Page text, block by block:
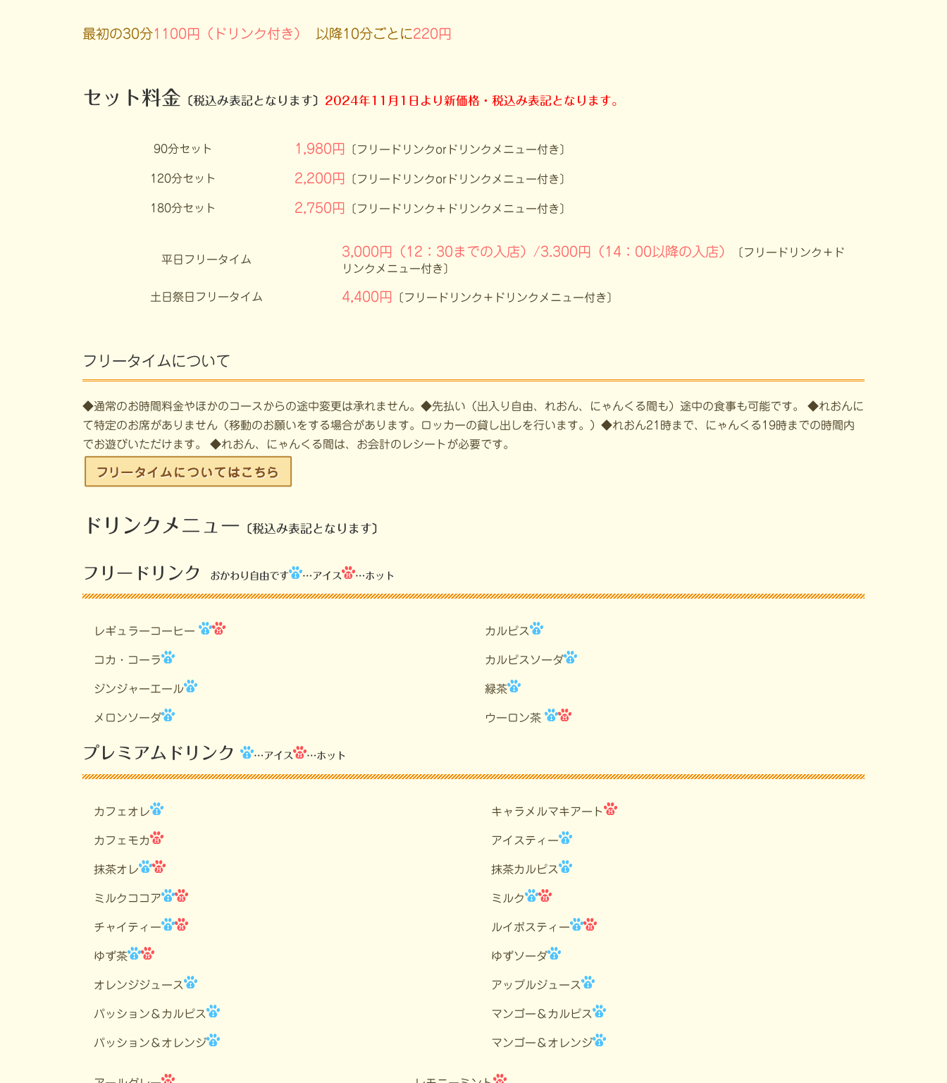
最初の30分1100円（ドリンク付き） 以降10分ごとに220円
セット料金 〔税込み表記となります〕 2024年11月1日より新価格・税込み表記となります。
90分セット 1,980円 〔フリードリンクorドリンクメニュー付き〕
120分セット 2,200円 〔フリードリンクorドリンクメニュー付き〕
180分セット 2,750円 〔フリードリンク＋ドリンクメニュー付き〕
平日フリータイム
3,000円（12：30までの入店）/3.300円（14：00以降の入店）
〔フリードリンク＋ド
リンクメニュー付き〕
土日祭日フリータイム 4,400円 〔フリードリンク＋ドリンクメニュー付き〕
フリータイムについて
◆通常のお時間料金やほかのコースからの途中変更は承れません。◆先払い（出入り自由、れおん、にゃんくる間も）途中の食事も可能です。 ◆れおんに
て特定のお席がありません（移動のお願いをする場合があります。ロッカーの貸し出しを行います。）◆れおん21時まで、にゃんくる19時までの時間内
でお遊びいただけます。 ◆れおん、にゃんくる間は、お会計のレシートが必要です。
ドリンクメニュー 〔税込み表記となります〕
フリードリンク おかわり自由です …アイス …ホット
レギュラーコーヒー カルピス
コカ・コーラ カルピスソーダ
ジンジャーエール 緑茶
メロンソーダ ウーロン茶
プレミアムドリンク …アイス …ホット
カフェオレ キャラメルマキアート
カフェモカ アイスティー
抹茶オレ 抹茶カルピス
ミルクココア ミルク
チャイティー ルイボスティー
ゆず茶 ゆずソーダ
オレンジジュース アップルジュース
パッション＆カルピス マンゴー＆カルピス
パッション＆オレンジ マンゴー＆オレンジ